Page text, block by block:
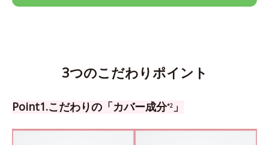
3つのこだわりポイント
Point1.こだわりの「カバー成分*2 」